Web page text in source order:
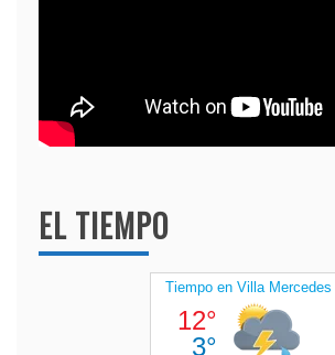
EL TIEMPO